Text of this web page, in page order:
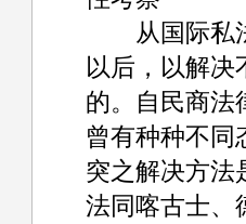
从国际私法
以后，以解
的。自民商法
曾有种种不同
突之解决方法
法同喀古士、